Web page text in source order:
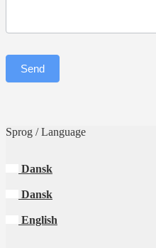
Send
Sprog / Language
Dansk
Dansk
English